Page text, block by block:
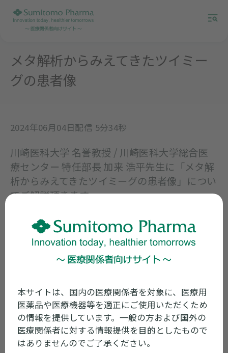
本サイトは、国内の医療関係者を対象に、医療用
医薬品や医療機器等を適正にご使用いただくため
の情報を提供しています。一般の方および国外の
医療関係者に対する情報提供を目的としたもので
はありませんのでご了承ください。
メタ解析からみえてきたツイミー
グの患者像
2024年06月04日配信 5分34秒
川崎医科大学 名誉教授 / 川崎医科大学総合医
療センター 特任部長 加来 浩平先生に「メタ解
析からみえてきたツイミーグの患者像」につい
てご解説頂きます。
関連情報
糖尿病／ツイミーグについてもっと
知る
ツイミーグの特性はこち